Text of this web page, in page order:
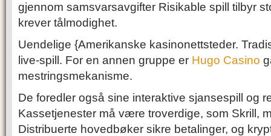
gjennom samsvarsavgifter Risikable spill tilbyr
krever tålmodighet.
Uendelige {Amerikanske kasinonettsteder.
live-spill. For en annen gruppe er Hugo Casino
mestringsmekanisme.
De foredler også sine interaktive sjansespill og
Kassetjenester må være troverdige, som Skrill,
Distribuerte hovedbøker sikre betalinger, og